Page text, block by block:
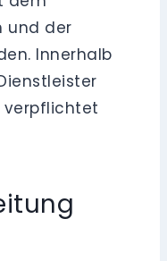
und der
Innerhalb
verpflichtet